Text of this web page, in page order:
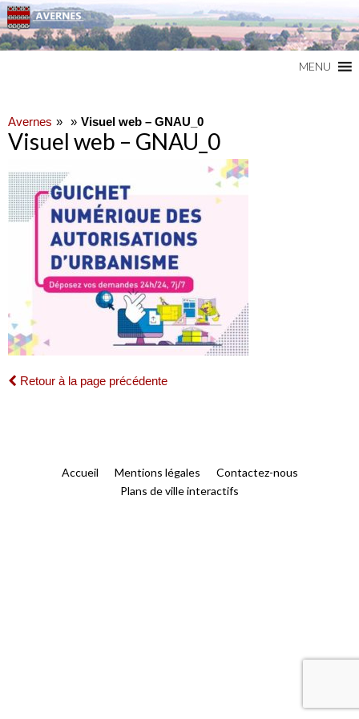
MENU
Avernes Visuel web – GNAU_0
Visuel web – GNAU_0
Retour à la page précédente
Accueil Mentions légales
Contactez-nous
Plans de ville interactifs